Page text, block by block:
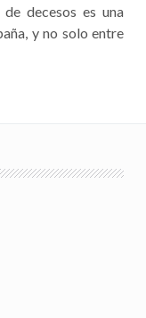
decesos es una
y no solo entre